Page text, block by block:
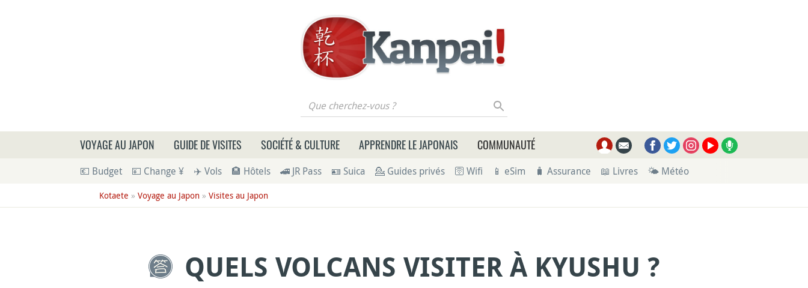
Que cherchez-vous ?
VOYAGE AU JAPON GUIDE DE VISITES SOCIÉTÉ & CULTURE APPRENDRE LE JAPONAIS COMMUNAUTÉ
💶 Budget 💴 Change ¥ ✈️ Vols 🏨 Hôtels 🚄 JR Pass 🪪 Suica 💁 Guides privés 🛜 Wifi 📱 eSim 🧳 Assurance 📖 Livres 🌤 Météo
Kotaete » Voyage au Japon» Visites au Japon
QUELS VOLCANS VISITER À KYUSHU ?